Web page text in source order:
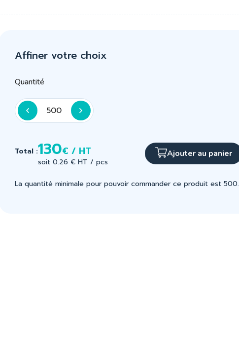
Affiner votre choix
Quantité
Total :130€ / HT
soit 0.26 € HT / pcs
Ajouter au panier
La quantité minimale pour pouvoir commander ce produit est 500.